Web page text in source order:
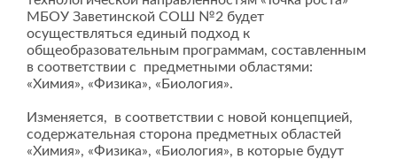
МБОУ Заветинской СОШ №2 будет
осуществляться единый подход к
общеобразовательным программам, составленным
в соответствии с предметными областями:
«Химия», «Физика», «Биология».
Изменяется, в соответствии с новой концепцией,
содержательная сторона предметных областей
«Химия», «Физика», «Биология», в которые будут